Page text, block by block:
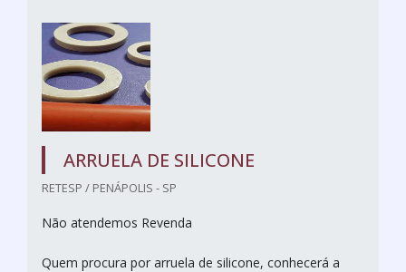
ARRUELA DE SILICONE
RETESP / PENÁPOLIS - SP
Não atendemos Revenda
Quem procura por arruela de silicone, conhecerá a